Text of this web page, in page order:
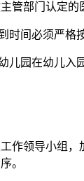
管部门认定
间必须严格按
园在幼儿入园
领导小组，
。